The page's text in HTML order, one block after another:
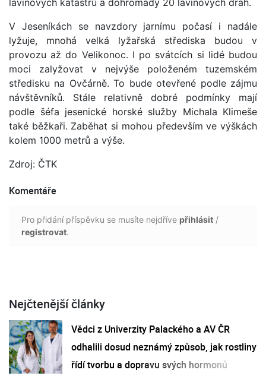
V Jeseníkách se navzdory jarnímu počasí i nadále
lyžuje, mnohá velká lyžařská střediska budou v
provozu až do Velikonoc. I po svátcích si lidé budou
moci zalyžovat v nejvýše položeném tuzemském
středisku na Ovčárně. To bude otevřené podle zájmu
návštěvníků. Stále relativně dobré podmínky mají
podle šéfa jesenické horské služby Michala Klimeše
také běžkaři. Zaběhat si mohou především ve výškách
kolem 1000 metrů a výše.
Zdroj: ČTK
Komentáře
Pro přidání příspěvku se musíte nejdříve přihlásit /
registrovat.
Nejčtenější články
Vědci z Univerzity Palackého a AV ČR
odhalili dosud neznámý způsob, jak rostliny
řídí tvorbu a dopravu svých hormonů